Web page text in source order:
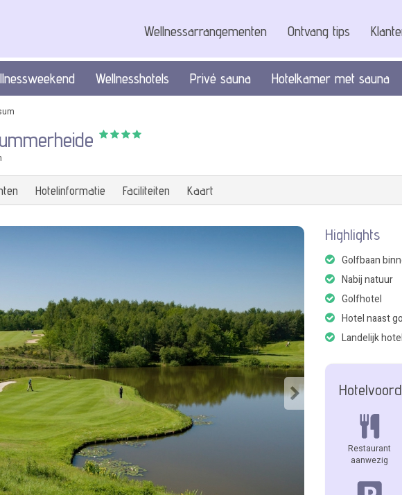
Wellnessarrangementen Ontvang tips
Wellnesshotels Privé sauna Hotelkamer met sauna
Hotelinformatie Faciliteiten Kaart
Highlights
Golfbaan
Nabij natuur
Golfhotel
Hotel naast
Landelijk
Restaurant
aanwezig